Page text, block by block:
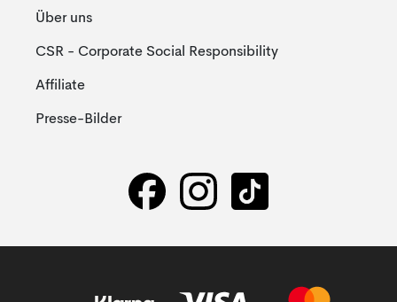
Über uns
CSR - Corporate Social Responsibility
Affiliate
Presse-Bilder